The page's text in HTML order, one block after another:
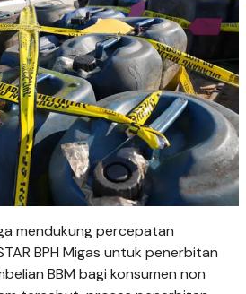
mendukung percepatan
BPH Migas untuk penerbitan
BBM bagi konsumen non